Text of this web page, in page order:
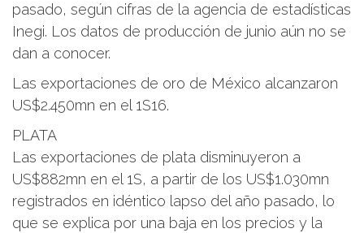
pasado, según cifras de la agencia de estadísticas
Inegi. Los datos de producción de junio aún no se
dan a conocer.
Las exportaciones de oro de México alcanzaron
US$2.450mn en el 1S16.
PLATA
Las exportaciones de plata disminuyeron a
US$882mn en el 1S, a partir de los US$1.030mn
registrados en idéntico lapso del año pasado, lo
que se explica por una baja en los precios y la